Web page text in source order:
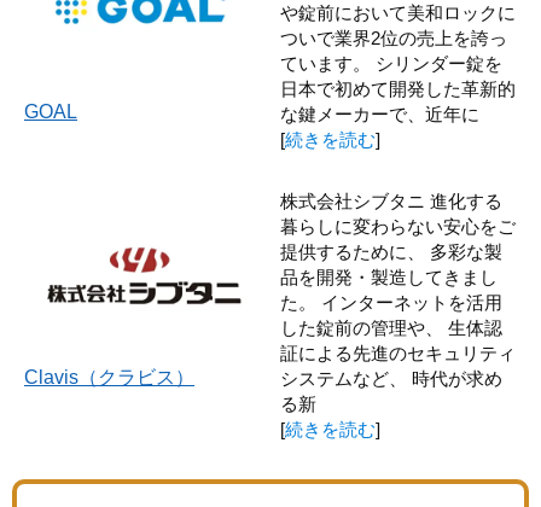
GOAL
や錠前において美和ロックに
ついで業界2位の売上を誇っ
ています。 シリンダー錠を
日本で初めて開発した革新的
な鍵メーカーで、近年に
[続きを読む]
Clavis（クラビス）
株式会社シブタニ 進化する
暮らしに変わらない安心をご
提供するために、 多彩な製
品を開発・製造してきまし
た。 インターネットを活用
した錠前の管理や、 生体認
証による先進のセキュリティ
システムなど、 時代が求め
る新
[続きを読む]